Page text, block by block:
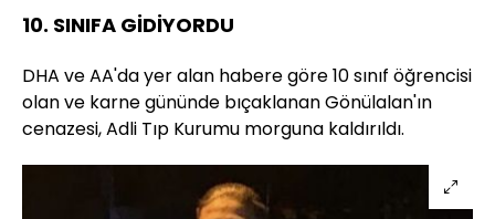
10. SINIFA GİDİYORDU
DHA ve AA'da yer alan habere göre 10 sınıf öğrencisi
olan ve karne gününde bıçaklanan Gönülalan'ın
cenazesi, Adli Tıp Kurumu morguna kaldırıldı.